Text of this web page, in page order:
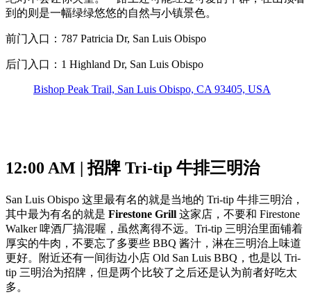
到的则是一幅绿绿悠悠的自然与小镇景色。
前门入口：787 Patricia Dr, San Luis Obispo
后门入口：1 Highland Dr, San Luis Obispo
Bishop Peak Trail, San Luis Obispo, CA 93405, USA
12:00 AM | 招牌 Tri-tip 牛排三明治
San Luis Obispo 这里最有名的就是当地的 Tri-tip 牛排三明治，
其中最为有名的就是 Firestone Grill 这家店，不要和 Firestone
Walker 啤酒厂搞混喔，虽然离得不远。Tri-tip 三明治里面铺着
厚实的牛肉，不要忘了多要些 BBQ 酱汁，淋在三明治上味道
更好。附近还有一间街边小店 Old San Luis BBQ，也是以 Tri-
tip 三明治为招牌，但是两个比较了之后还是认为前者好吃太
多。